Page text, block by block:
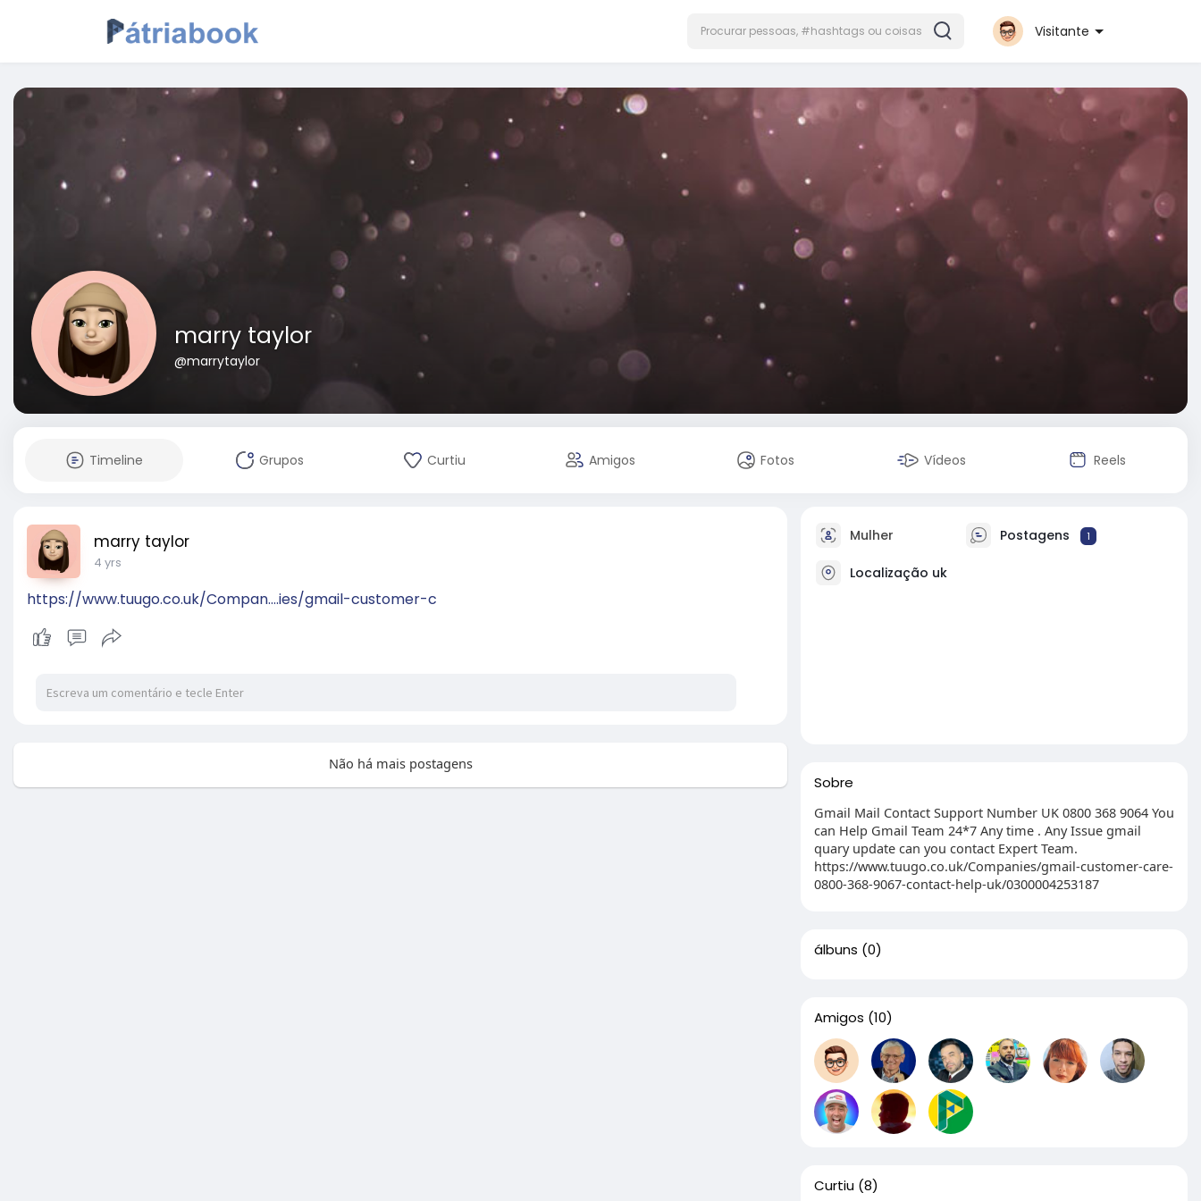
Visitante
marry taylor
@marrytaylor
Timeline Grupos Curtiu Amigos Fotos Vídeos Reels
marry taylor
4 yrs
https://www.tuugo.co.uk/Compan....ies/gmail-customer-c
Não há mais postagens
Mulher Postagens 1
Localização uk
Sobre
Gmail Mail Contact Support Number UK 0800 368 9064 You
can Help Gmail Team 24*7 Any time . Any Issue gmail
quary update can you contact Expert Team.
https://www.tuugo.co.uk/Companies/gmail-customer-care-
0800-368-9067-contact-help-uk/0300004253187
álbuns (0)
Amigos (10)
Curtiu (8)